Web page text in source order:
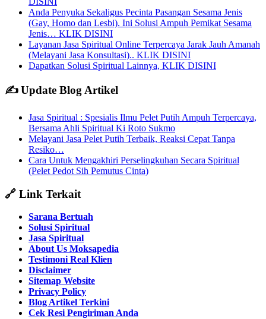
Anda Penyuka Sekaligus Pecinta Pasangan Sesama Jenis
(Gay, Homo dan Lesbi). Ini Solusi Ampuh Pemikat Sesama
Jenis… KLIK DISINI
Layanan Jasa Spiritual Online Terpercaya Jarak Jauh Amanah
(Melayani Jasa Konsultasi).. KLIK DISINI
Dapatkan Solusi Spiritual Lainnya, KLIK DISINI
✍️ Update Blog Artikel
Jasa Spiritual : Spesialis Ilmu Pelet Putih Ampuh Terpercaya,
Bersama Ahli Spiritual Ki Roto Sukmo
Melayani Jasa Pelet Putih Terbaik, Reaksi Cepat Tanpa
Resiko…
Cara Untuk Mengakhiri Perselingkuhan Secara Spiritual
(Pelet Pedot Sih Pemutus Cinta)
🔗 Link Terkait
Sarana Bertuah
Solusi Spiritual
Jasa Spiritual
About Us Moksapedia
Testimoni Real Klien
Disclaimer
Sitemap Website
Privacy Policy
Blog Artikel Terkini
Cek Resi Pengiriman Anda